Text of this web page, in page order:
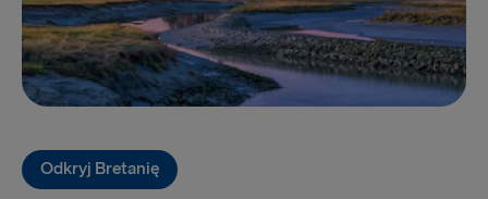
Lipawa → Travemünde
Frederikshavn → Göteborg
DO WIELKIEJ BRYTANII I IRLANDII
Odkryj Bretanię